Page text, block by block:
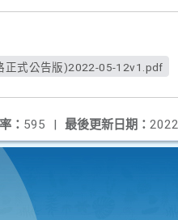
正式公告版)2022-05-12v1.pdf
最後更新日期：
： 595 |